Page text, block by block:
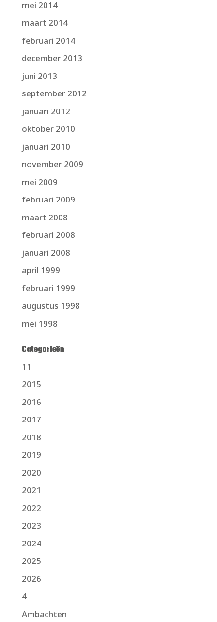
mei 2014
maart 2014
februari 2014
december 2013
juni 2013
september 2012
januari 2012
oktober 2010
januari 2010
november 2009
mei 2009
februari 2009
maart 2008
februari 2008
januari 2008
april 1999
februari 1999
augustus 1998
mei 1998
Categorieën
11
2015
2016
2017
2018
2019
2020
2021
2022
2023
2024
2025
2026
4
Ambachten